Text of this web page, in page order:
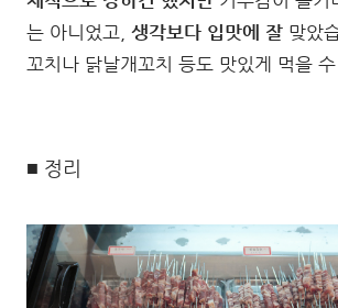
는 아니었고, 생각보다 입맛에 잘 맞았
꼬치나 닭날개꼬치 등도 맛있게 먹을
■ 정리